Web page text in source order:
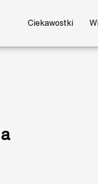
Ciekawostki